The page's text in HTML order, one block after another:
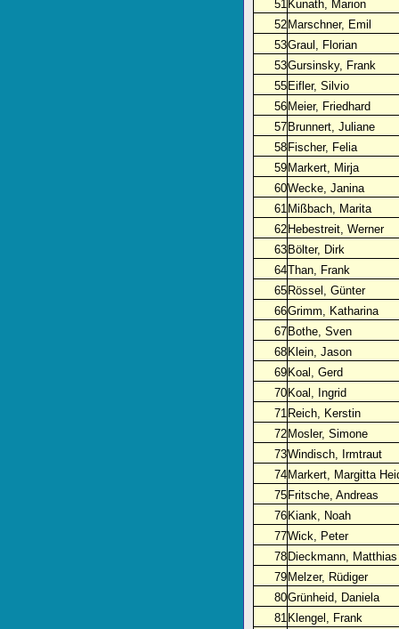
51 Kunath, Marion
52 Marschner, Emil
53Graul, Florian
53Gursinsky, Frank
55 Eifler, Silvio
56 Meier, Friedhard
57 Brunnert, Juliane
58 Fischer, Felia
59 Markert, Mirja
60Wecke, Janina
61 Mißbach, Marita
62 Hebestreit, Werner
63 Bölter, Dirk
64Than, Frank
65 Rössel, Günter
66Grimm, Katharina
67 Bothe, Sven
68 Klein, Jason
69 Koal, Gerd
70 Koal, Ingrid
71 Reich, Kerstin
72 Mosler, Simone
73Windisch, Irmtraut
74 Markert, Margitta
75 Fritsche, Andreas
76 Kiank, Noah
77Wick, Peter
78 Dieckmann, Matthias
79 Melzer, Rüdiger
80Grünheid, Daniela
81 Klengel, Frank